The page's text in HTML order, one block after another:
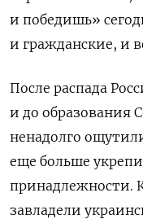
и победишь»
и гражданские, и
После распада
и до образования
ненадолго
еще больше
принадлежности.
завладели